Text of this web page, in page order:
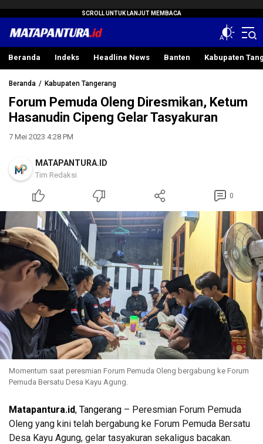
Mata Pantura
Jendela Informasi Terpercaya
Beranda Indeks Headline News Banten Kabupaten
Beranda Kabupaten Tangerang
Forum Pemuda Oleng Diresmikan, Ketum
Hasanudin Cipeng Gelar Tasyakuran
7 Mei 2023 4:28 PM
MATAPANTURA.ID
Tim Redaksi
0
Momentum saat peresmian Forum Pemuda Oleng bergabung ke Forum
Pemuda Bersatu Desa Kayu Agung.
Matapantura.id, Tangerang – Peresmian Forum Pemuda
Oleng yang kini telah bergabung ke Forum Pemuda Bersatu
Desa Kayu Agung, gelar tasyakuran sekaligus bacakan.